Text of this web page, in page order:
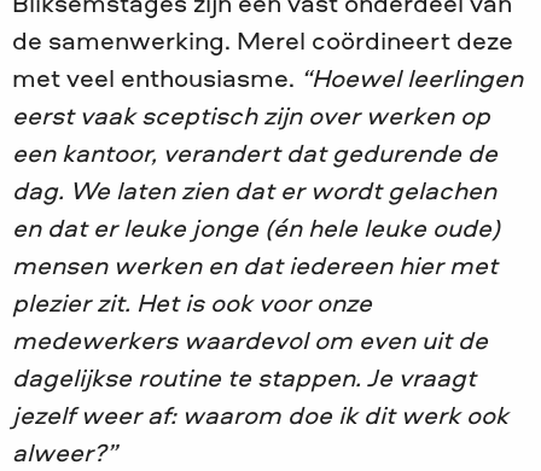
Bliksemstages zijn een vast onderdeel van
de samenwerking. Merel coördineert deze
met veel enthousiasme. “Hoewel leerlingen
eerst vaak sceptisch zijn over werken op
een kantoor, verandert dat gedurende de
dag. We laten zien dat er wordt gelachen
en dat er leuke jonge (én hele leuke oude)
mensen werken en dat iedereen hier met
plezier zit. Het is ook voor onze
medewerkers waardevol om even uit de
dagelijkse routine te stappen. Je vraagt
jezelf weer af: waarom doe ik dit werk ook
alweer?”